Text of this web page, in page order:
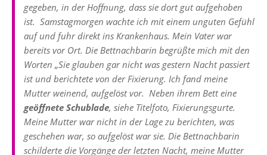
gegeben, in der Hoffnung, dass sie dort gut aufgehoben
ist. Samstagmorgen wachte ich mit einem unguten Gefühl
auf und fuhr direkt ins Krankenhaus. Mein Vater war
bereits vor Ort. Die Bettnachbarin begrüßte mich mit den
Worten „Sie glauben gar nicht was gestern Nacht passiert
ist und berichtete von der Fixierung. Ich fand meine
Mutter weinend, aufgelöst vor. Neben ihrem Bett eine
geöffnete Schublade, siehe Titelfoto, Fixierungsgurte.
Meine Mutter war nicht in der Lage zu berichten, was
geschehen war, so aufgelöst war sie. Die Bettnachbarin
schilderte die Vorgänge der letzten Nacht, meine Mutter